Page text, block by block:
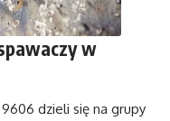
w
dzieli się na grupy